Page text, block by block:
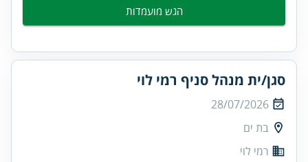
הגש מועמדות
סגן/ית מנהל סניף רמי לוי
28/07/2026
בת ים
רמי לוי